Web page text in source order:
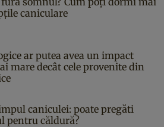
caniculare
ar putea avea un impact
mare decât cele provenite din
caniculei: poate pregăti
pentru căldură?